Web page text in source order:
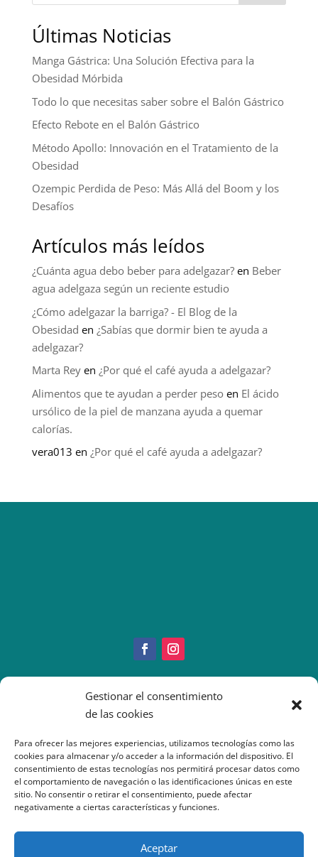
Gestionar el consentimiento
de las cookies
Para ofrecer las mejores experiencias, utilizamos tecnologías como las
cookies para almacenar y/o acceder a la información del dispositivo. El
consentimiento de estas tecnologías nos permitirá procesar datos como
el comportamiento de navegación o las identificaciones únicas en este
sitio. No consentir o retirar el consentimiento, puede afectar
negativamente a ciertas características y funciones.
Aceptar
Últimas Noticias
Manga Gástrica: Una Solución Efectiva para la
Obesidad Mórbida
Todo lo que necesitas saber sobre el Balón Gástrico
Efecto Rebote en el Balón Gástrico
Método Apollo: Innovación en el Tratamiento de la
Obesidad
Ozempic Perdida de Peso: Más Allá del Boom y los
Desafíos
Artículos más leídos
¿Cuánta agua debo beber para adelgazar?en Beber
agua adelgaza según un reciente estudio
¿Cómo adelgazar la barriga? - El Blog de la
Obesidad en ¿Sabías que dormir bien te ayuda a
adelgazar?
Marta Reyen ¿Por qué el café ayuda a adelgazar?
Alimentos que te ayudan a perder pesoen El ácido
ursólico de la piel de manzana ayuda a quemar
calorías.
vera013 en ¿Por qué el café ayuda a adelgazar?
Copyright © 2022 IMEOInformación Paciente
Imeo. Aviso legal|Politica Cookies